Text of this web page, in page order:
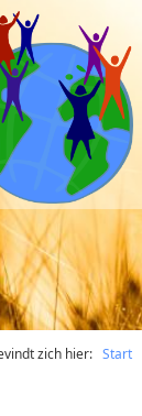
zich hier: Start